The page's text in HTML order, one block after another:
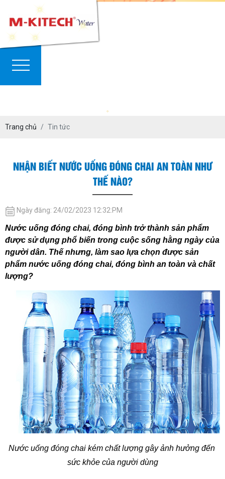
Trang chủ Tin tức
NHẬN BIẾT NƯỚC UỐNG ĐÓNG CHAI AN TOÀN NHƯ
THẾ NÀO?
Ngày đăng: 24/02/2023 12:32:PM
Nước uống đóng chai, đóng bình trở thành sản phẩm
được sử dụng phổ biến trong cuộc sống hằng ngày của
người dân. Thế nhưng, làm sao lựa chọn được sản
phẩm nước uống đóng chai, đóng bình an toàn và chất
lượng?
Nước uống đóng chai kém chất lượng gây ảnh hưởng đến
sức khỏe của người dùng